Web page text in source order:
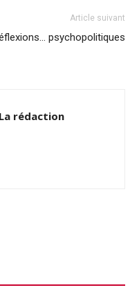
Article suivant
psychopolitiques
La rédaction